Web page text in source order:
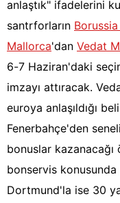
anlaştık" ifadelerini
santrforların
Mallorca'dan Vedat
6-7 Haziran'daki
imzayı attıracak.
euroya anlaşıldığı
Fenerbahçe'den
bonuslar
bonservis
Dortmund'la ise 30